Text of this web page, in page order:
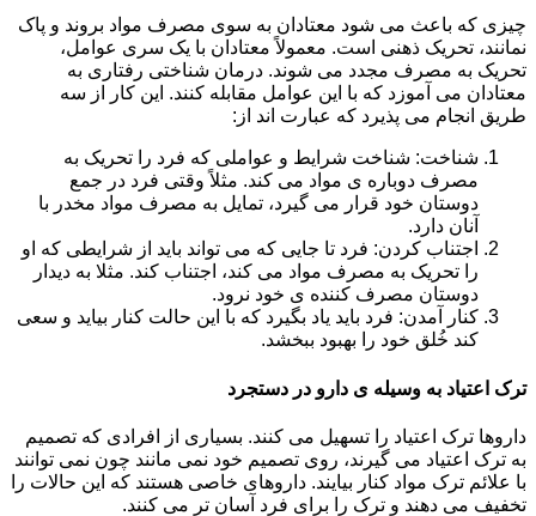
چیزی که باعث می شود معتادان به سوی مصرف مواد بروند و پاک
نمانند، تحریک ذهنی است. معمولاً معتادان با یک سری عوامل،
تحریک به مصرف مجدد می شوند. درمان شناختی رفتاری به
معتادان می آموزد که با این عوامل مقابله کنند. این کار از سه
طریق انجام می پذیرد که عبارت اند از:
شناخت: شناخت شرایط و عواملی که فرد را تحریک به
مصرف دوباره ی مواد می کند. مثلاً وقتی فرد در جمع
دوستان خود قرار می گیرد، تمایل به مصرف مواد مخدر با
آنان دارد.
اجتناب کردن: فرد تا جایی که می تواند باید از شرایطی که او
را تحریک به مصرف مواد می کند، اجتناب کند. مثلا به دیدار
دوستان مصرف کننده ی خود نرود.
کنار آمدن: فرد باید یاد بگیرد که با این حالت کنار بیاید و سعی
کند خُلق خود را بهبود ببخشد.
ترک اعتیاد به وسیله ی دارو در دستجرد
داروها ترک اعتیاد را تسهیل می کنند. بسیاری از افرادی که تصمیم
به ترک اعتیاد می گیرند، روی تصمیم خود نمی مانند چون نمی توانند
با علائم ترک مواد کنار بیایند. داروهای خاصی هستند که این حالات را
تخفیف می دهند و ترک را برای فرد آسان تر می کنند.